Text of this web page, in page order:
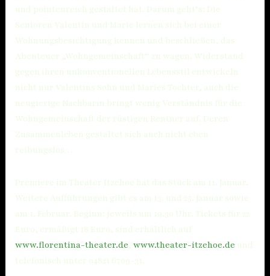
und pointenreich gestaltet hat. Darum geht‘s: Die
Senioren Valentin und Marie lernen sich bei einer
Wohnungsbesichtigung kennen und beschließen, das
Abenteuer „Wohngemeinschaft“ zu wagen. Widerstand
gegen ihren unkonventionellen Lebensstil entwickeln
nicht nur Valentins Sohn und Maries Tochter, auch die
neugierige Nachbarin bringt wenig Verständnis für die
Wohngemeinschaft der rüstigen Rentner auf. Deren
Zusammenleben gestaltet sich auch nicht eben
reibungslos…
Premiere im Theater Itzehoe hat das Stück am 11. Januar.
Weitere Aufführungen gibt es am 13. und 25. Januar sowie
am 1. Februar. Beginn: jeweils um 19.30 Uhr. Tickets für 22
Euro, ermäßigt 18 Euro, sind erhältlich auf
www.florentina-theater.de, www.theater-itzehoe.de und
telefonisch unter 04821 6709-31.